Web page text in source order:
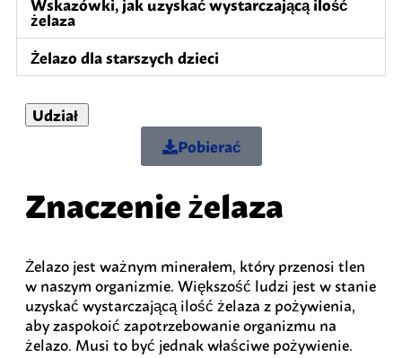
żelaza
Żelazo dla starszych dzieci
Udział
Pobierać
Znaczenie żelaza
Żelazo jest ważnym minerałem, który przenosi tlen
w naszym organizmie. Większość ludzi jest w stanie
uzyskać wystarczającą ilość żelaza z pożywienia,
aby zaspokoić zapotrzebowanie organizmu na
żelazo. Musi to być jednak właściwe pożywienie.